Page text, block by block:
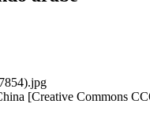
[Creative Commons